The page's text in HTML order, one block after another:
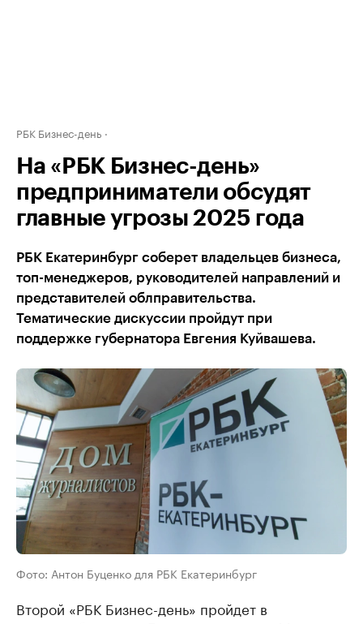
РБК Бизнес-день
На «РБК Бизнес-день»
предприниматели обсудят
главные угрозы 2025 года
РБК Екатеринбург соберет владельцев бизнеса,
топ-менеджеров, руководителей направлений и
представителей облправительства.
Тематические дискуссии пройдут при
поддержке губернатора Евгения Куйвашева.
Фото: Антон Буценко для РБК Екатеринбург
Второй «РБК Бизнес-день» пройдет в